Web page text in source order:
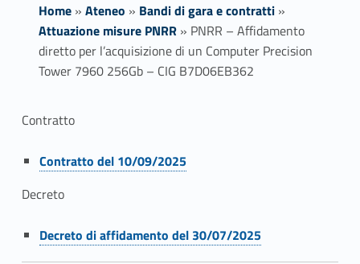
Home» Ateneo » Bandi di gara e contratti»
Attuazione misure PNRR» PNRR – Affidamento
diretto per l’acquisizione di un Computer Precision
Tower 7960 256Gb – CIG B7D06EB362
P
N
R
R
–
Contratto
Link identifier #identifier__38780-1
Contratto del 10/09/2025
Decreto
Link identifier #identifier__151143-2
Decreto di affidamento del 30/07/2025